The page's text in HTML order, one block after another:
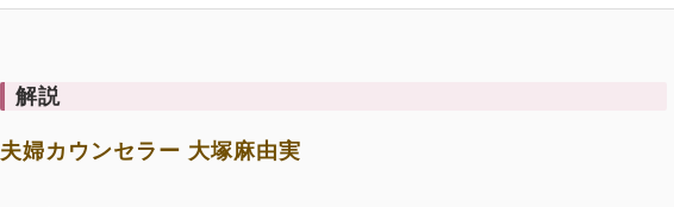
解説
夫婦カウンセラー 大塚麻由実